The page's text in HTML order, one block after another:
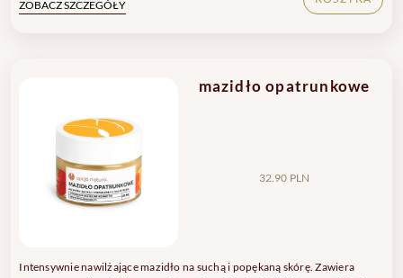
ZOBACZ SZCZEGÓŁY
mazidło opatrunkowe
32.90 PLN
Intensywnie nawilżające mazidło na suchą i popękaną skórę. Zawiera